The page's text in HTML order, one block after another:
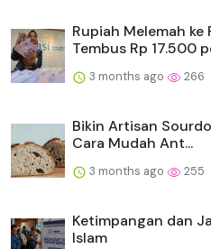
Rupiah Melemah ke
Tembus Rp 17.500
3 months ago 266
Bikin Artisan
Cara Mudah Ant...
3 months ago 255
Ketimpangan dan
Islam